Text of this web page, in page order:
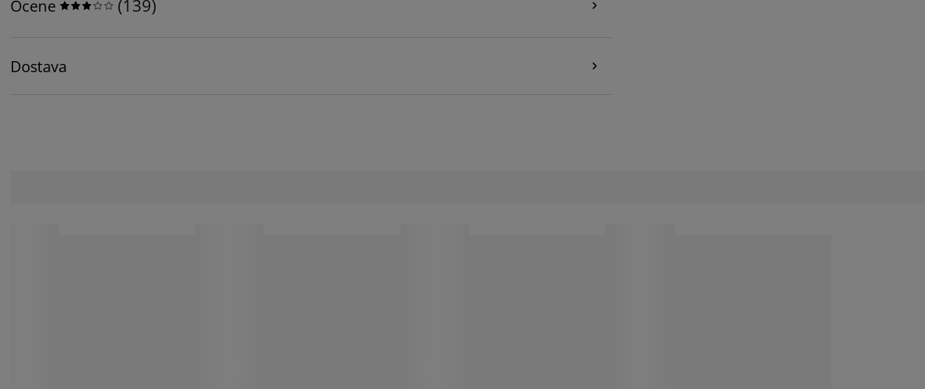
Ocene (139)
Dostava